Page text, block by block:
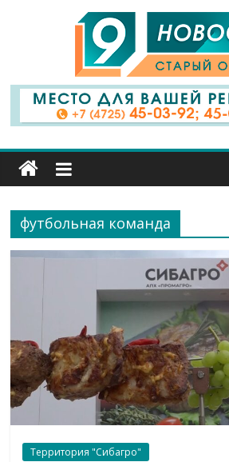
9
Канал
Старый
Оскол
футбольная команда
Территория "Сибагро"